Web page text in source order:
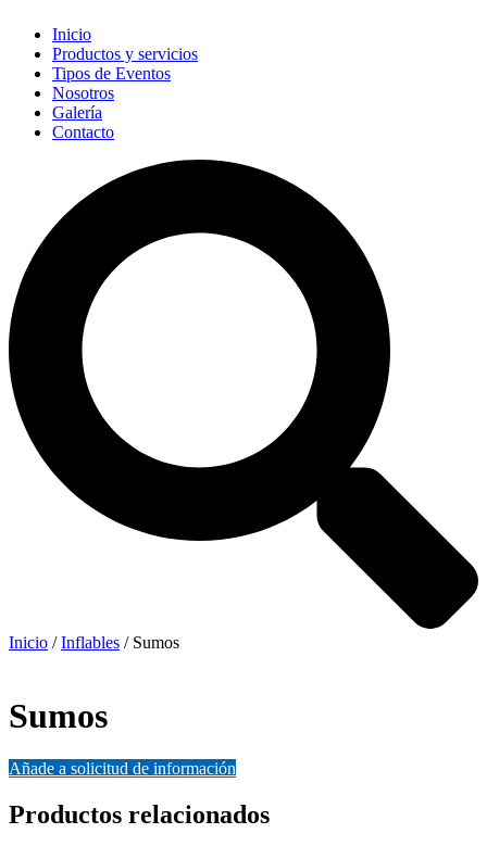
Inicio
Productos y servicios
Tipos de Eventos
Nosotros
Galería
Contacto
Inicio /Inflables / Sumos
Sumos
Añade a solicitud de información
Productos relacionados